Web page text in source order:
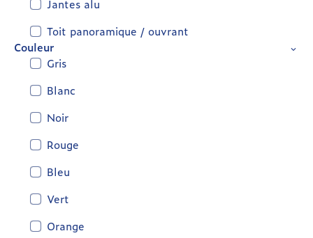
Jantes alu
Toit panoramique / ouvrant
Couleur
Gris
Blanc
Noir
Rouge
Bleu
Vert
Orange